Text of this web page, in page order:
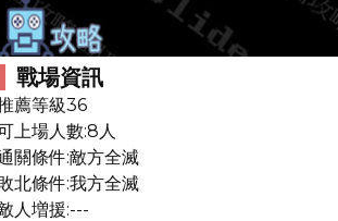
戰場資訊
薦等級36
上場人數:8人
關條件:敵方全滅
北條件:我方全滅
人増援:---